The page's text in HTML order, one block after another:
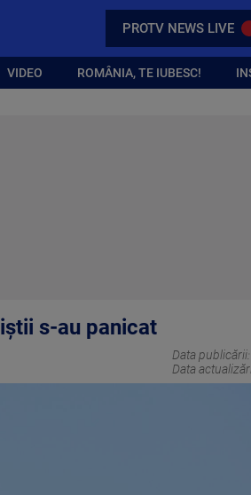
PROTV NEWS LIVE
VIDEO ROMÂNIA, TE IUBESC!
s-au panicat
Data publicării:
Data